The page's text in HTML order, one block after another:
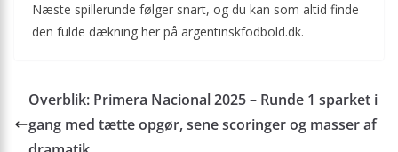
Næste spillerunde følger snart, og du kan som altid finde
den fulde dækning her på argentinskfodbold.dk.
Overblik: Primera Nacional 2025 – Runde 1 sparket i
gang med tætte opgør, sene scoringer og masser af